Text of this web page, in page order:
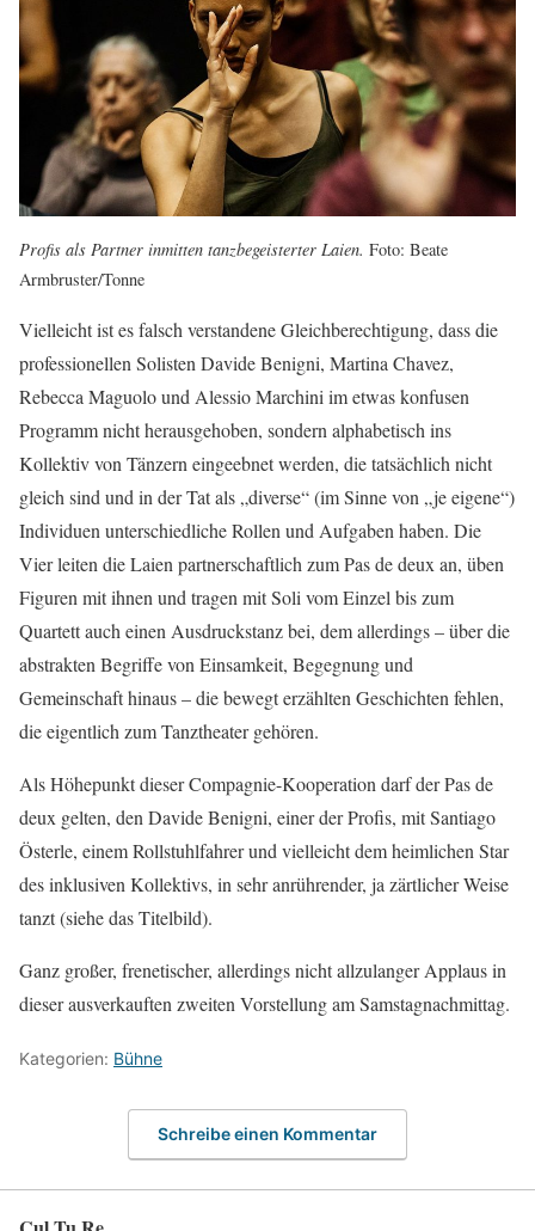
Profis als Partner inmitten tanzbegeisterter Laien. Foto: Beate
Armbruster/Tonne
Vielleicht ist es falsch verstandene Gleichberechtigung, dass die
professionellen Solisten Davide Benigni, Martina Chavez,
Rebecca Maguolo und Alessio Marchini im etwas konfusen
Programm nicht herausgehoben, sondern alphabetisch ins
Kollektiv von Tänzern eingeebnet werden, die tatsächlich nicht
gleich sind und in der Tat als „diverse“ (im Sinne von „je eigene“)
Individuen unterschiedliche Rollen und Aufgaben haben. Die
Vier leiten die Laien partnerschaftlich zum Pas de deux an, üben
Figuren mit ihnen und tragen mit Soli vom Einzel bis zum
Quartett auch einen Ausdruckstanz bei, dem allerdings – über die
abstrakten Begriffe von Einsamkeit, Begegnung und
Gemeinschaft hinaus – die bewegt erzählten Geschichten fehlen,
die eigentlich zum Tanztheater gehören.
Als Höhepunkt dieser Compagnie-Kooperation darf der Pas de
deux gelten, den Davide Benigni, einer der Profis, mit Santiago
Österle, einem Rollstuhlfahrer und vielleicht dem heimlichen Star
des inklusiven Kollektivs, in sehr anrührender, ja zärtlicher Weise
tanzt (siehe das Titelbild).
Ganz großer, frenetischer, allerdings nicht allzulanger Applaus in
dieser ausverkauften zweiten Vorstellung am Samstagnachmittag.
Kategorien: Bühne
Schreibe einen Kommentar